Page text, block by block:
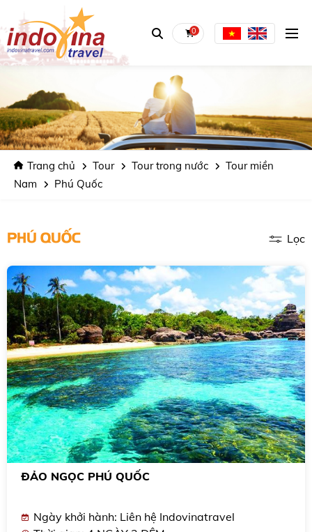
0
Trang chủ Tour Tour trong nước
Tour miền
Nam
Phú Quốc
Lọc
PHÚ QUỐC
ĐẢO NGỌC PHÚ QUỐC
Ngày khởi hành: Liên hệ Indovinatravel